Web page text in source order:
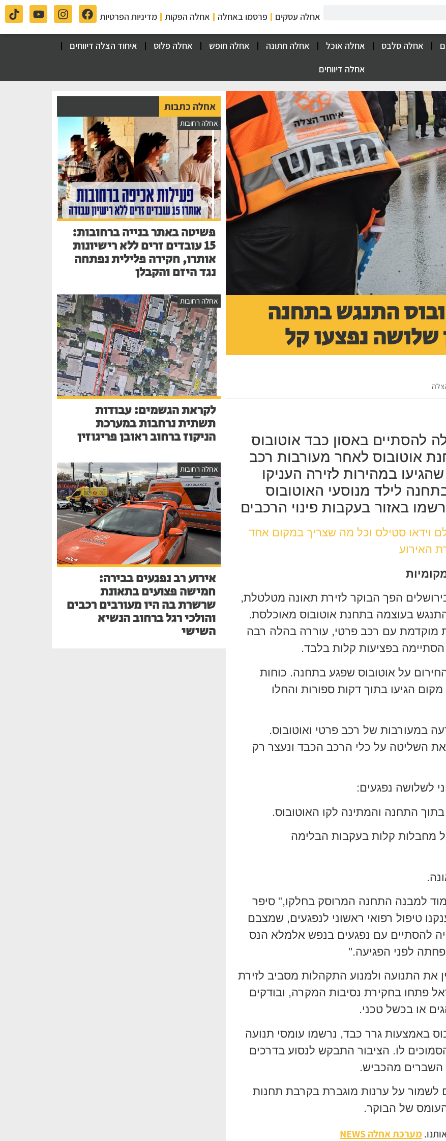
אחלה עסקים פרסמו באחלה אחלה הפקות מדיניות הפרטיות
אחלה סלבס אחלה אוכל אחלה חתונה אחלה חופש אחלה פלוס
איחוד הצלה דיווחים
אחלה דיווחים
התנגש בתחנה
שלושה נפצעו קל
להסתיים באסון כבד אוטובוס
אוטובוס לאחר מעורבות רכב
במהירות לזירה העניקו
לילד מנוסעי האוטובוס
באזור בעקבות פינוי הרכבים
וידאו סטילס וכל מה שצריך במקום אחד
האירוע
בירושלים הפך הבוקר לזירת תאונה מטלטלת,
בעוצמה בתחנת אוטובוס מאוכלסת.
עם רכב פרטי, עוררה בהלה רבה
בפציעות קלות בלבד.
על אוטובוס שפגע בתחנה. כוחות
הגיעו בתוך דקות ספורות והחלו
במעורבות של רכב פרטי ואוטובוס.
השליטה על כלי הרכב הכבד ונעצר רק
לשלושה נפגעים:
התחנה והמתינה לקו האוטובוס.
מחבלות קלות בעקבות הבלימה
למבנה התחנה המרוסק בחלקו," סיפר
טיפול רפואי ראשוני לנפגעים, שמצבם
להסתיים עם נפגעים בנפש אלמלא הנס
לפני הפגיעה."
את התנועה ולמנוע התקהלות מסביב לזירת
פתחו בחקירת נסיבות המקרה, ובודקים
או בכשל טכני.
באמצעות גרר כבד, נרשמו עומסי תנועה
לו. הציבור התבקש לנסוע בדרכים
השברים מהכביש.
לשמור על ערנות מוגברת בקרבת תחנות
של הבוקר.
מערכת אחלה NEWS
אחלה כתבות
אחלה רחובות
פשיטה באתר בנייה ברחובות:
15 עובדים זרים ללא רישיונות
אותרו, חקירה פלילית נפתחה
נגד היזם והקבלן
אחלה רחובות
לקראת הגשמים: עבודות
תשתית נרחבות במערכת
הניקוז ברחוב ראובן פריגוזין
אחלה רחובות
אירוע רב נפגעים בבירה:
חמישה פצועים בתאונת
שרשרת בה היו מעורבים רכבים
והולכי רגל ברחוב הנשיא
השישי